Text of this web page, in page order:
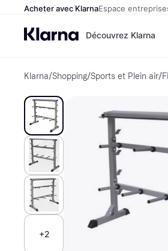
Acheter avec KlarnaEspace
Découvrez Klarna
Klarna/Shopping/Sports et Plein air/
+2